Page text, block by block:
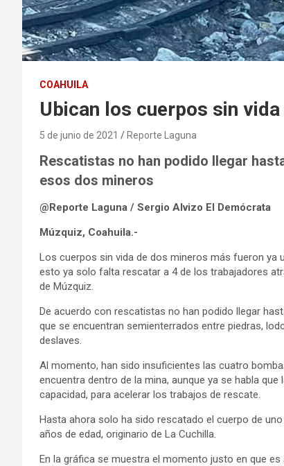
COAHUILA
Ubican los cuerpos sin
5 de junio de 2021 Reporte Laguna
Rescatistas no han podido llegar
esos dos mineros
@Reporte Laguna / Sergio Alvizo El Demócrata
Múzquiz, Coahuila.-
Los cuerpos sin vida de dos mineros más fueron ya
esto ya solo falta rescatar a 4 de los trabajadores
de Múzquiz.
De acuerdo con rescatistas no han podido llegar
que se encuentran semienterrados entre piedras,
deslaves.
Al momento, han sido insuficientes las cuatro
encuentra dentro de la mina, aunque ya se habla
capacidad, para acelerar los trabajos de rescate.
Hasta ahora solo ha sido rescatado el cuerpo de
años de edad, originario de La Cuchilla.
En la gráfica se muestra el momento justo en que